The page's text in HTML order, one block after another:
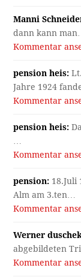
Manni
dann kann man…
Kommentar
pension heis:
Jahre 1924
Kommentar
pension heis:
Kommentar
pension: 18.Juli
Alm am 3.ten…
Kommentar
Werner
abgebildeten
Kommentar